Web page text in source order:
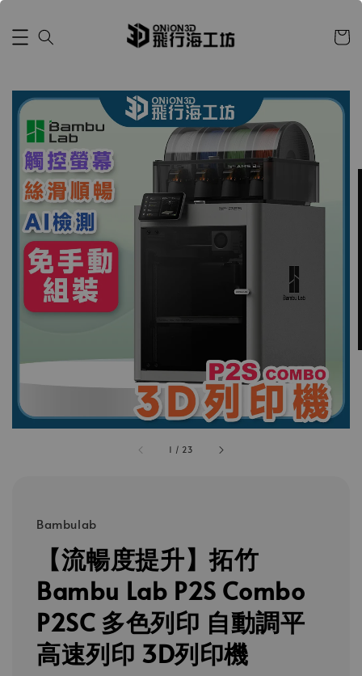
1 / 23
Bambulab
【流暢度提升】拓竹
Bambu Lab P2S Combo
P2SC 多色列印 自動調平
高速列印 3D列印機